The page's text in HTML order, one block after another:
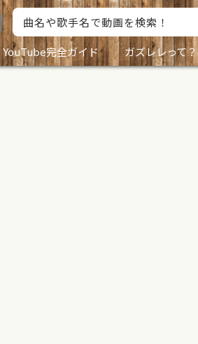
YouTube完全ガイド ガズレレって？